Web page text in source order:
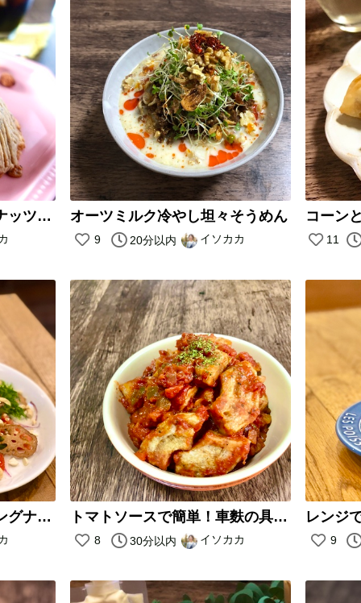
簡単！甘栗でつくるココナッツモンブラン オーツミルク冷やし坦々そうめん
9 20分以内 イソカカ 11
究極のメープルドレッシングナッツサラダ トマトソースで簡単！車麩の具沢山トマト煮
8 30分以内 イソカカ
レンジ
9